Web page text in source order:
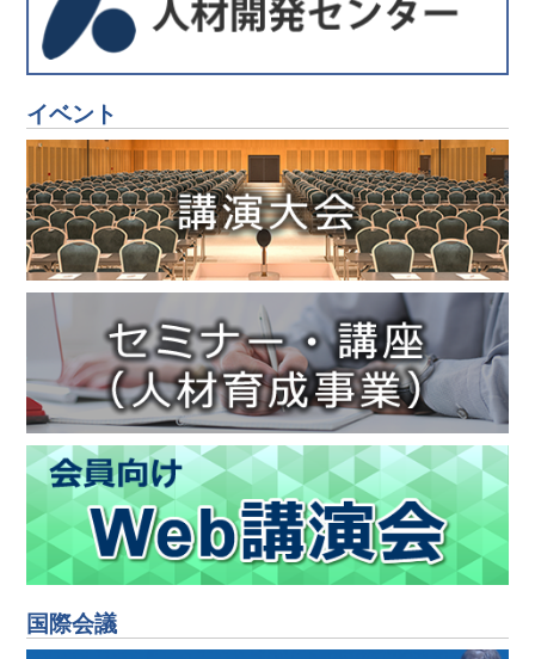
2026年1月28日
第259･260回西山記念技術講座の講座案内を掲載いた
しました。
第77回白石記念講座の講座案内を掲載いたしました。
2025年12月17日
「鉄と鋼」2026年発行予定
2025年11月4日
第191回春季講演大会講演申込み（一般講演、予告セッ
ション、討論会、共同セッション、学生ポスターセッ
ション）を開始しました。
2025年10月31日
2025年掲載論文対象の論文賞候補論文の推薦の受付を
開始しました。
2025年9月16日
第190回秋季講演大会の「相互聴講」参加登録を開始し
ました。
2025年9月10日
第190回秋季講演大会の「後期申込」参加登録を開始し
ました。
2025年9月2日
第190回秋季講演大会ポータルサイトをオープンしまし
た。
2025年9月1日
第76回白石記念講座の参加申込みを開始しました。
イベント
国際会議